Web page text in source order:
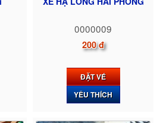
0000009
200 đ
ĐẶT VÉ
YÊU THÍCH